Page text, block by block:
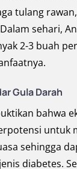
tulang
sehari,
2-3 buah
Gula Darah
bahwa
untuk
sehingga
diabetes.